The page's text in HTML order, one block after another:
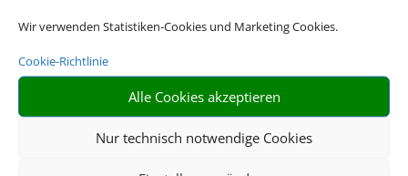
Wir verwenden Statistiken-Cookies und Marketing Cookies.
Cookie-Richtlinie
Alle Cookies akzeptieren
Nur technisch notwendige Cookies
Saccharum
Calheta, Madeira